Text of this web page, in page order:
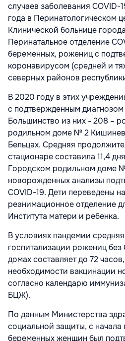
случаев заболевания
года в Перинатологическом
Клинической больнице
Перинатальное отделение
беременных, рожениц с
коронавирусом (средней и
северных районов
В 2020 году в этих
с подтвержденным диагнозом
Большинство из них - 208 –
родильном доме № 2
Бельцах. Средняя
стационаре составила 11,4
Городском родильном доме
новорожденных анализы
COVID-19. Дети переведены
реанимационное отделение
Института матери и ребенка.
В условиях пандемии
госпитализации рожениц без
домах составляет до 72
необходимости вакцинации
согласно календарю
БЦЖ).
По данным Министерства
социальной защиты, с начала
беременных женщин был